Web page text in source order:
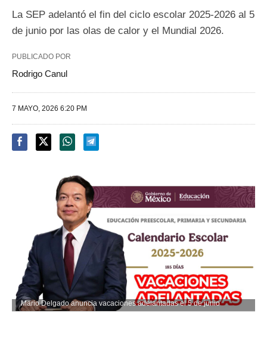
La SEP adelantó el fin del ciclo escolar 2025-2026 al 5
de junio por las olas de calor y el Mundial 2026.
PUBLICADO POR
Rodrigo Canul
7 MAYO, 2026 6:20 PM
Mario Delgado anuncia vacaciones adelantadas el 5 de junio